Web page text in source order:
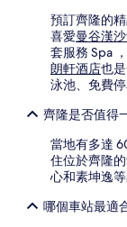
預訂齊隆的
喜愛曼谷漢
套服務 Spa
朗軒酒店也
泳池、免費停
齊隆是否值得
當地有多達
住位於齊隆
心和素坤逸等
哪個車站最適